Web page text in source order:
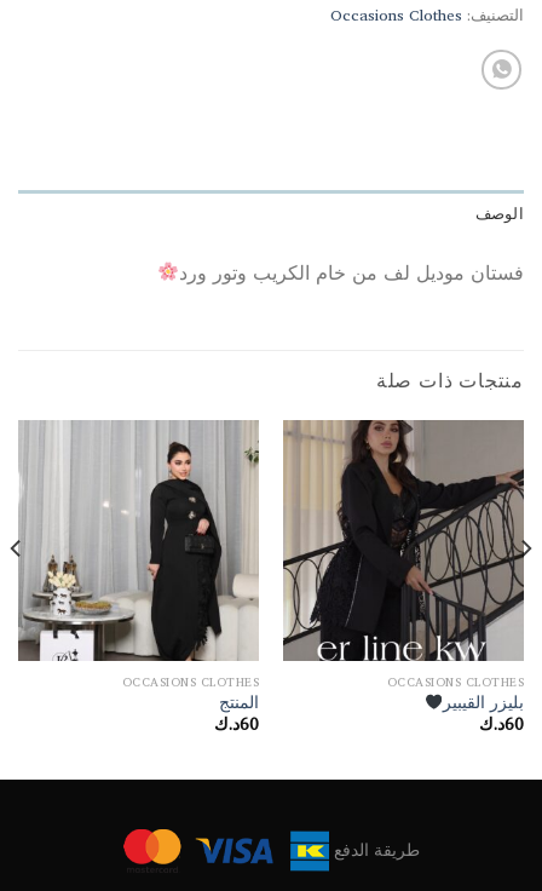
التصنيف: Occasions Clothes
الوصف
فستان موديل لف من خام الكريب وتور ورد
منتجات ذات صلة
OCCASIONS CLOTHES
بليزر القيبير
60د.ك
OCCASIONS CLOTHES
المنتج
60د.ك
طريقة الدفع